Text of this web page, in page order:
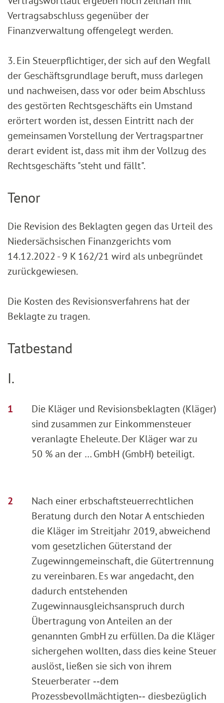
Vertragsabschluss gegenüber der
Finanzverwaltung offengelegt werden.
3. Ein Steuerpflichtiger, der sich auf den Wegfall
der Geschäftsgrundlage beruft, muss darlegen
und nachweisen, dass vor oder beim Abschluss
des gestörten Rechtsgeschäfts ein Umstand
erörtert worden ist, dessen Eintritt nach der
gemeinsamen Vorstellung der Vertragspartner
derart evident ist, dass mit ihm der Vollzug des
Rechtsgeschäfts "steht und fällt".
Tenor
Die Revision des Beklagten gegen das Urteil des
Niedersächsischen Finanzgerichts vom
14.12.2022 - 9 K 162/21 wird als unbegründet
zurückgewiesen.
Die Kosten des Revisionsverfahrens hat der
Beklagte zu tragen.
Tatbestand
I.
Die Kläger und Revisionsbeklagten (Kläger)
sind zusammen zur Einkommensteuer
veranlagte Eheleute. Der Kläger war zu
50 % an der … GmbH (GmbH) beteiligt.
Nach einer erbschaftsteuerrechtlichen
Beratung durch den Notar A entschieden
die Kläger im Streitjahr 2019, abweichend
vom gesetzlichen Güterstand der
Zugewinngemeinschaft, die Gütertrennung
zu vereinbaren. Es war angedacht, den
dadurch entstehenden
Zugewinnausgleichsanspruch durch
Übertragung von Anteilen an der
genannten GmbH zu erfüllen. Da die Kläger
sichergehen wollten, dass dies keine Steuer
auslöst, ließen sie sich von ihrem
Steuerberater ‑‑dem
Prozessbevollmächtigten‑‑ diesbezüglich